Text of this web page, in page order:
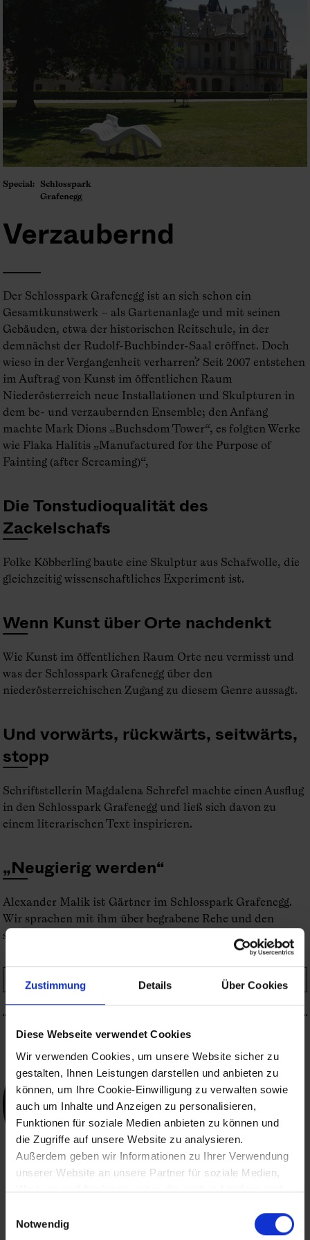
Zustimmung Details Über Cookies
Diese Webseite verwendet Cookies
Wir verwenden Cookies, um unsere Website sicher zu
gestalten, Ihnen Leistungen darstellen und anbieten zu
können, um Ihre Cookie-Einwilligung zu verwalten sowie
auch um Inhalte und Anzeigen zu personalisieren,
Funktionen für soziale Medien anbieten zu können und
die Zugriffe auf unsere Website zu analysieren.
Außerdem geben wir Informationen zu Ihrer Verwendung
unserer Website an unsere Partner für soziale Medien,
Werbung und Analysen weiter, die auch in Ländern sind,
gegeben ist, und in denen Sie Ihre Rechte uU nicht
Notwendig
Schlosspark
Grafenegg
Verzaubernd
Der Schlosspark Grafenegg ist an sich schon ein
Gesamtkunstwerk – als Gartenanlage und mit seinen
Gebäuden, etwa der historischen Reitschule, in der
demnächst der Rudolf-Buchbinder-Saal eröffnet. Doch
wieso in der Vergangenheit verharren? Seit 2007 entstehen
im Auftrag von Kunst im öffentlichen Raum
Niederösterreich neue Installationen und Skulpturen in
dem be- und verzaubernden Ensemble; den Anfang
machte Mark Dions „Buchsdom Tower“, es folgten Werke
wie Flaka Halitis „Manufactured for the Purpose of
Fainting (after Screaming)“,
Die Tonstudio­qualität des
Zackelschafs
Folke Köbberling baute eine Skulptur aus Schafwolle, die
gleichzeitig wissenschaftliches Experiment ist.
Wenn Kunst über Orte nachdenkt
Wie Kunst im öffentlichen Raum Orte neu vermisst und
was der Schlosspark Grafenegg über den
niederösterreichischen Zugang zu diesem Genre aussagt.
Und vorwärts, rückwärts, seitwärts,
stopp
Schriftstellerin Magdalena Schrefel machte einen Ausflug
in den Schlosspark Grafenegg und ließ sich davon zu
einem literarischen Text inspirieren.
„Neugierig werden“
Alexander Malik ist Gärtner im Schlosspark Grafenegg.
Wir sprachen mit ihm über begrabene Rehe und den
stillen Alltag von Kunstinstallationen.
Special lesen
Bleiben
Sie infor­
miert!
Erhalten Sie per
Newsletter